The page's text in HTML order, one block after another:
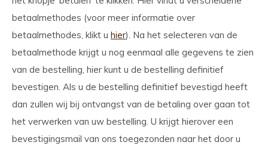
betaalmethodes (voor meer informatie over
betaalmethodes, klikt u hier). Na het selecteren van de
betaalmethode krijgt u nog eenmaal alle gegevens te zien
van de bestelling, hier kunt u de bestelling definitief
bevestigen. Als u de bestelling definitief bevestigd heeft
dan zullen wij bij ontvangst van de betaling over gaan tot
het verwerken van uw bestelling. U krijgt hierover een
bevestigingsmail van ons toegezonden naar het door u